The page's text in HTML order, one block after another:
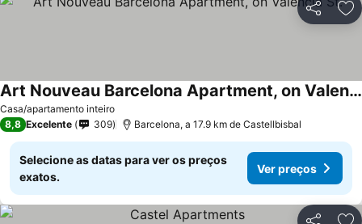
Partilhar
Casa/apartamento inteiro
Art Nouveau Barcelona Apartment, on Valencia St.
8,8 Excelente 309 Barcelona, a 17.9 km de Castellbisbal
Selecione as datas para ver os preços
exatos.
Ver preços